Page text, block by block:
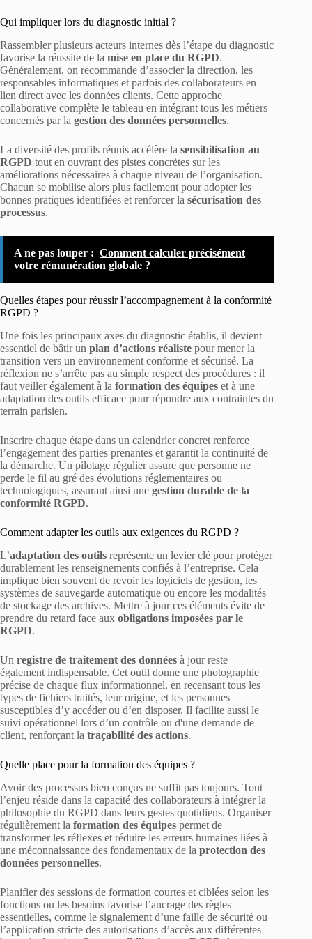
Qui impliquer lors du diagnostic initial ?
Rassembler plusieurs acteurs internes dès l’étape du diagnostic
favorise la réussite de la mise en place du RGPD.
Généralement, on recommande d’associer la direction, les
responsables informatiques et parfois des collaborateurs en
lien direct avec les données clients. Cette approche
collaborative complète le tableau en intégrant tous les métiers
concernés par la gestion des données personnelles.
La diversité des profils réunis accélère la sensibilisation au
RGPD tout en ouvrant des pistes concrètes sur les
améliorations nécessaires à chaque niveau de l’organisation.
Chacun se mobilise alors plus facilement pour adopter les
bonnes pratiques identifiées et renforcer la sécurisation des
processus.
A ne pas louper : Comment calculer précisément
votre rémunération globale ?
Quelles étapes pour réussir l’accompagnement à la conformité
RGPD ?
Une fois les principaux axes du diagnostic établis, il devient
essentiel de bâtir un plan d’actions réaliste pour mener la
transition vers un environnement conforme et sécurisé. La
réflexion ne s’arrête pas au simple respect des procédures : il
faut veiller également à la formation des équipes et à une
adaptation des outils efficace pour répondre aux contraintes du
terrain parisien.
Inscrire chaque étape dans un calendrier concret renforce
l’engagement des parties prenantes et garantit la continuité de
la démarche. Un pilotage régulier assure que personne ne
perde le fil au gré des évolutions réglementaires ou
technologiques, assurant ainsi une gestion durable de la
conformité RGPD.
Comment adapter les outils aux exigences du RGPD ?
L’adaptation des outils représente un levier clé pour protéger
durablement les renseignements confiés à l’entreprise. Cela
implique bien souvent de revoir les logiciels de gestion, les
systèmes de sauvegarde automatique ou encore les modalités
de stockage des archives. Mettre à jour ces éléments évite de
prendre du retard face aux obligations imposées par le
RGPD.
Un registre de traitement des données à jour reste
également indispensable. Cet outil donne une photographie
précise de chaque flux informationnel, en recensant tous les
types de fichiers traités, leur origine, et les personnes
susceptibles d’y accéder ou d’en disposer. Il facilite aussi le
suivi opérationnel lors d’un contrôle ou d'une demande de
client, renforçant la traçabilité des actions.
Quelle place pour la formation des équipes ?
Avoir des processus bien conçus ne suffit pas toujours. Tout
l’enjeu réside dans la capacité des collaborateurs à intégrer la
philosophie du RGPD dans leurs gestes quotidiens. Organiser
régulièrement la formation des équipes permet de
transformer les réflexes et réduire les erreurs humaines liées à
une méconnaissance des fondamentaux de la protection des
données personnelles.
Planifier des sessions de formation courtes et ciblées selon les
fonctions ou les besoins favorise l’ancrage des règles
essentielles, comme le signalement d’une faille de sécurité ou
l’application stricte des autorisations d’accès aux différentes